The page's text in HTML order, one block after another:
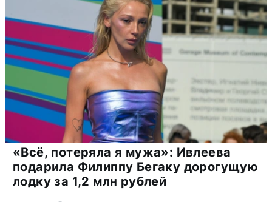
«Всё, потеряла я мужа»: Ивлеева
подарила Филиппу Бегаку дорогущую
лодку за 1,2 млн рублей